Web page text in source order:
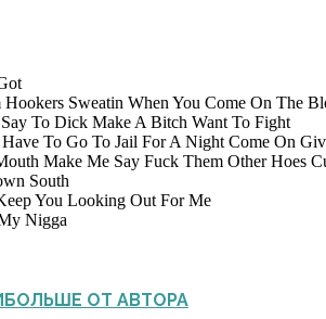
Sweatin When You Come On The
To Dick Make A Bitch Want To Fight
To Go To Jail For A Night Come On
Make Me Say Fuck Them Other Hoes
South
You Looking Out For Me
Nigga
БОЛЬШЕ ОТ АВТОРА